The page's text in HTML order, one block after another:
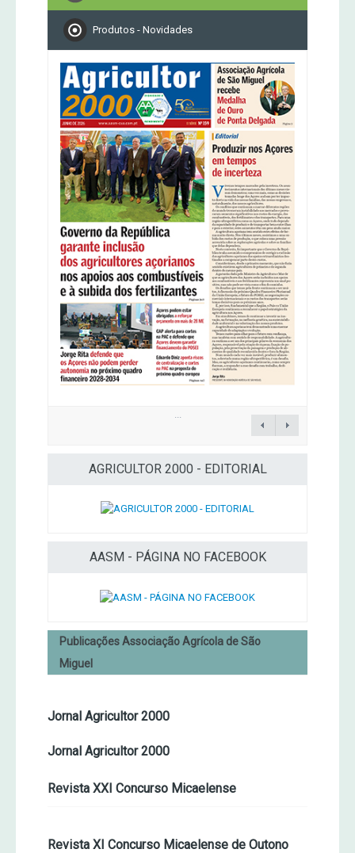
Produtos - Novidades
AGRICULTOR 2000 - EDITORIAL
AASM - PÁGINA NO FACEBOOK
Publicações Associação Agrícola de São
Miguel
Jornal Agricultor 2000
Jornal Agricultor 2000
Revista XXI Concurso Micaelense
Revista XI Concurso Micaelense de Outono